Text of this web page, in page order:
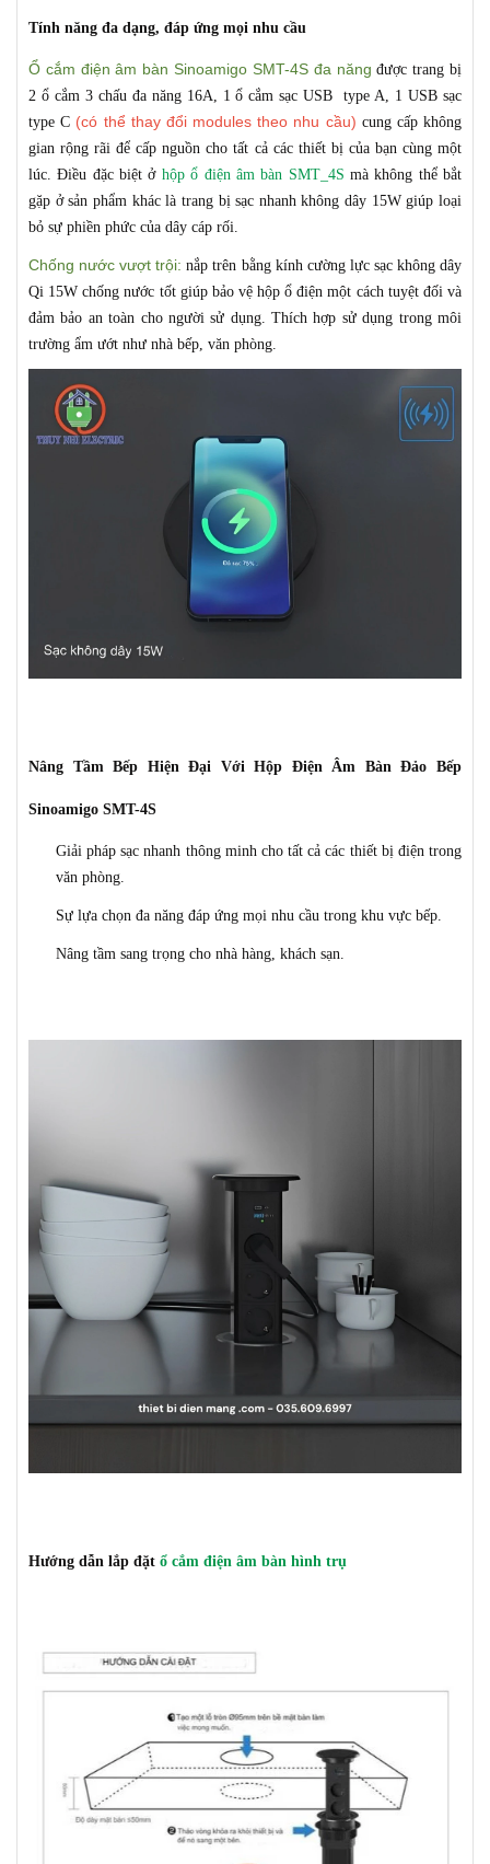
Tính năng đa dạng, đáp ứng mọi nhu cầu
Ổ cắm điện âm bàn Sinoamigo SMT-4S đa năngđược trang bị
2 ổ cắm 3 chấu đa năng 16A, 1 ổ cắm sạc USB type A, 1 USB sạc
type C (có thể thay đổi modules theo nhu cầu) cung cấp không
gian rộng rãi để cấp nguồn cho tất cả các thiết bị của bạn cùng một
lúc. Điều đặc biệt ở hộp ổ điện âm bàn SMT_4S mà không thể bắt
gặp ở sản phẩm khác là trang bị sạc nhanh không dây 15W giúp loại
bỏ sự phiền phức của dây cáp rối.
Chống nước vượt trội:nắp trên bằng kính cường lực sạc không dây
Qi 15W chống nước tốt giúp bảo vệ hộp ổ điện một cách tuyệt đối và
đảm bảo an toàn cho người sử dụng. Thích hợp sử dụng trong môi
trường ẩm ướt như nhà bếp, văn phòng.
Nâng Tầm Bếp Hiện Đại Với Hộp Điện Âm Bàn Đảo Bếp
Sinoamigo SMT-4S
Giải pháp sạc nhanh thông minh cho tất cả các thiết bị điện trong
văn phòng.
Sự lựa chọn đa năng đáp ứng mọi nhu cầu trong khu vực bếp.
Nâng tầm sang trọng cho nhà hàng, khách sạn.
Hướng dẫn lắp đặt ổ cắm điện âm bàn hình trụ